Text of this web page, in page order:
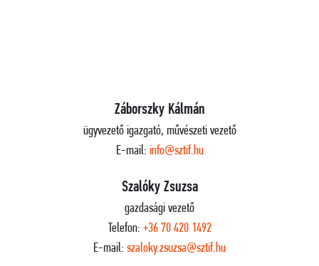
Záborszky Kálmán
ügyvezető igazgató, művészeti vezető
E-mail: info@sztif.hu
Szalóky Zsuzsa
gazdasági vezető
Telefon: +36 70 420 1492
E-mail: szaloky.zsuzsa@sztif.hu